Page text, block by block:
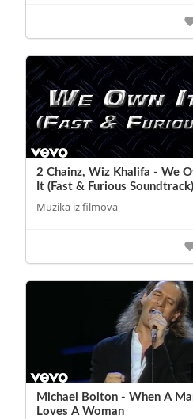
2 Chainz, Wiz Khalifa - We
It (Fast & Furious
Muzika iz filmova
Michael Bolton - When A
Loves A Woman